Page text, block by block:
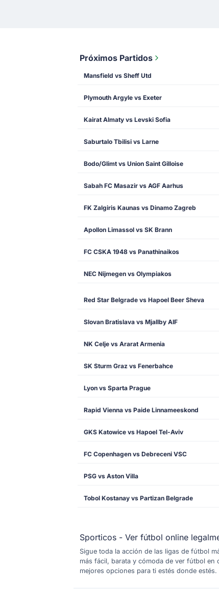
Próximos Partidos
Mansfield vs Sheff Utd
Plymouth Argyle vs Exeter
Kairat Almaty vs Levski Sofia
Saburtalo Tbilisi vs Larne
Bodo/Glimt vs Union Saint Gilloise
Sabah FC Masazir vs AGF Aarhus
FK Zalgiris Kaunas vs Dinamo Zagreb
Apollon Limassol vs SK Brann
FC CSKA 1948 vs Panathinaikos
NEC Nijmegen vs Olympiakos
Red Star Belgrade vs Hapoel Beer Sheva
Slovan Bratislava vs Mjallby AIF
NK Celje vs Ararat Armenia
SK Sturm Graz vs Fenerbahce
Lyon vs Sparta Prague
Rapid Vienna vs Paide Linnameeskond
GKS Katowice vs Hapoel Tel-Aviv
FC Copenhagen vs Debreceni VSC
PSG vs Aston Villa
Tobol Kostanay vs Partizan Belgrade
Sporticos - Ver fútbol online
Sigue toda la acción de las ligas de fútbol
más fácil, barata y cómoda de ver fútbol
mejores opciones para ti estés donde